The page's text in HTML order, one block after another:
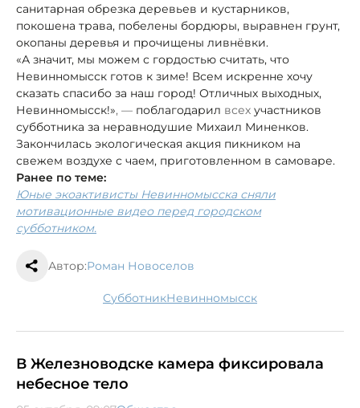
санитарная обрезка деревьев и кустарников,
покошена трава, побелены бордюры, выравнен грунт,
окопаны деревья и прочищены ливнёвки.
«А значит, мы можем с гордостью считать, что
Невинномысск готов к зиме! Всем искренне хочу
сказать спасибо за наш город! Отличных выходных,
Невинномысск!», — поблагодарил всех участников
субботника за неравнодушие Михаил Миненков.
Закончилась экологическая акция пикником на
свежем воздухе с чаем, приготовленном в самоваре.
Ранее по теме:
Юные экоактивисты Невинномысска сняли
мотивационные видео перед городском
субботником.
Автор:Роман Новоселов
субботник Невинномысск
В Железноводске камера фиксировала
небесное тело